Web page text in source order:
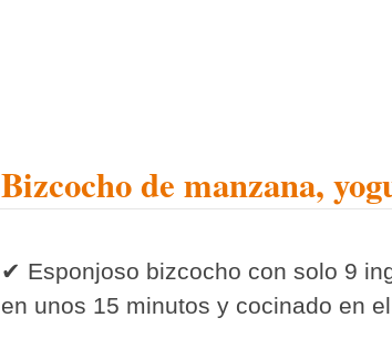
Bizcocho de manzana,
✔ Esponjoso bizcocho con solo 9
en unos 15 minutos y cocinado en